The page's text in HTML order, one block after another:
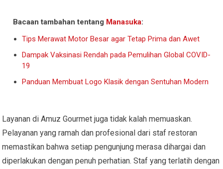
Bacaan tambahan tentang Manasuka:
Tips Merawat Motor Besar agar Tetap Prima dan Awet
Dampak Vaksinasi Rendah pada Pemulihan Global COVID-
19
Panduan Membuat Logo Klasik dengan Sentuhan Modern
Layanan di Amuz Gourmet juga tidak kalah memuaskan.
Pelayanan yang ramah dan profesional dari staf restoran
memastikan bahwa setiap pengunjung merasa dihargai dan
diperlakukan dengan penuh perhatian. Staf yang terlatih dengan